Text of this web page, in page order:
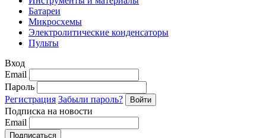
Батареи
Микросхемы
Электролитические конденсаторы
Пульты
Вход
Email
Пароль
Регистрация Забыли пароль?
Подписка на новости
Email